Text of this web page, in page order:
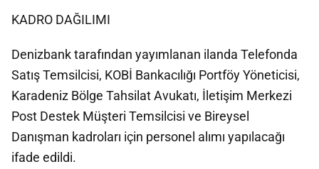
KADRO DAĞILIMI
Denizbank tarafından yayımlanan ilanda Telefonda
Satış Temsilcisi, KOBİ Bankacılığı Portföy Yöneticisi,
Karadeniz Bölge Tahsilat Avukatı, İletişim Merkezi
Post Destek Müşteri Temsilcisi ve Bireysel
Danışman kadroları için personel alımı yapılacağı
ifade edildi.